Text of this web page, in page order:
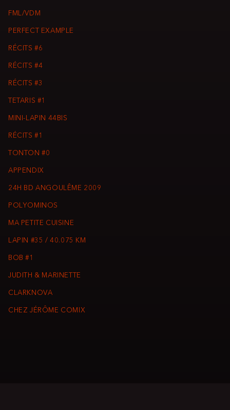
FML/VDM
PERFECT EXAMPLE
RÉCITS #6
RÉCITS #4
RÉCITS #3
TETARIS #1
MINI-LAPIN 44BIS
RÉCITS #1
TONTON #0
APPENDIX
24H BD ANGOULÊME 2009
POLYOMINOS
MA PETITE CUISINE
LAPIN #35 / 40.075 KM
BOB #1
JUDITH & MARINETTE
CLARKNOVA
CHEZ JÉRÔME COMIX